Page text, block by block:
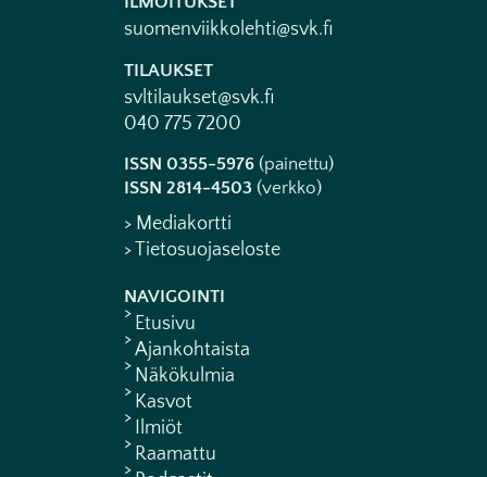
suomenviikkolehti@svk.fi
TILAUKSET
svltilaukset@svk.fi
040 775 7200
ISSN 0355-5976 (painettu)
ISSN 2814-4503 (verkko)
> Mediakortti
> Tietosuojaseloste
NAVIGOINTI
Etusivu
Ajankohtaista
Näkökulmia
Kasvot
Ilmiöt
Raamattu